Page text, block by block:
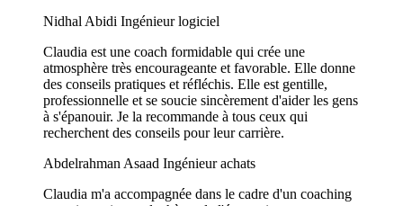
Nidhal Abidi Ingénieur logiciel
Claudia est une coach formidable qui crée une
atmosphère très encourageante et favorable. Elle donne
des conseils pratiques et réfléchis. Elle est gentille,
professionnelle et se soucie sincèrement d'aider les gens
à s'épanouir. Je la recommande à tous ceux qui
recherchent des conseils pour leur carrière.
Abdelrahman Asaad Ingénieur achats
Claudia m'a accompagnée dans le cadre d'un coaching